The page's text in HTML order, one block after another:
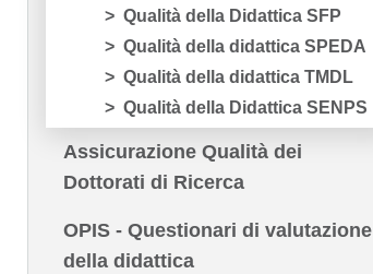
Qualità della Didattica SFP
Qualità della didattica SPEDA
Qualità della didattica TMDL
Qualità della Didattica SENPS
Assicurazione Qualità dei
Dottorati di Ricerca
OPIS - Questionari di valutazione
della didattica